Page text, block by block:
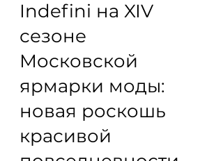
Indefini на XIV
сезоне
Московской
ярмарки моды:
новая роскошь